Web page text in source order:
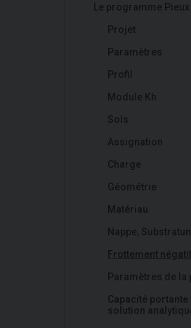
Le programme Pieux
Projet
Paramètres
Profil
Module Kh
Sols
Assignation
Charge
Géométrie
Matériau
Nappe,
Frottement négatif
Paramètres de la
Capacité
solution